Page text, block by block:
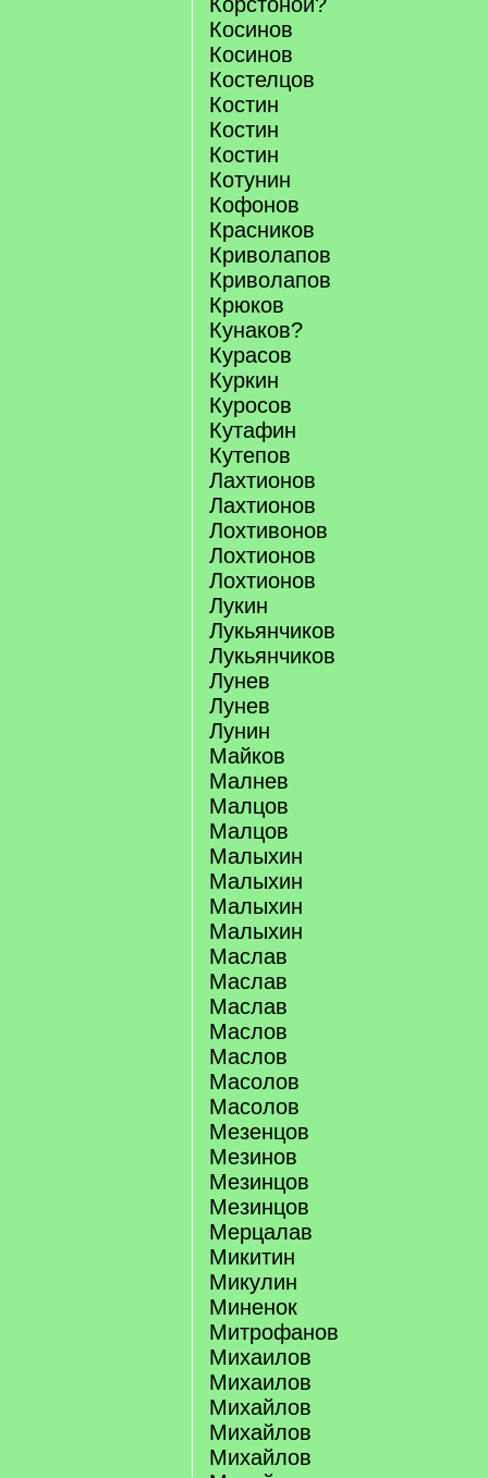
Косинов
Косинов
Костелцов
Костин
Костин
Костин
Котунин
Кофонов
Красников
Криволапов
Криволапов
Крюков
Кунаков?
Курасов
Куркин
Куросов
Кутафин
Кутепов
Лахтионов
Лахтионов
Лохтивонов
Лохтионов
Лохтионов
Лукин
Лукьянчиков
Лукьянчиков
Лунев
Лунев
Лунин
Майков
Малнев
Малцов
Малцов
Малыхин
Малыхин
Малыхин
Малыхин
Маслав
Маслав
Маслав
Маслов
Маслов
Масолов
Масолов
Мезенцов
Мезинов
Мезинцов
Мезинцов
Мерцалав
Микитин
Микулин
Миненок
Митрофанов
Михаилов
Михаилов
Михайлов
Михайлов
Михайлов